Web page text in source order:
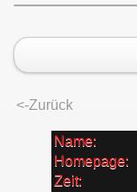
<-Zurück
Name:
Homepage:
Zeit: